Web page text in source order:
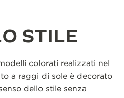
STILE
colorati realizzati nel
a raggi di sole è decorato
dello stile senza